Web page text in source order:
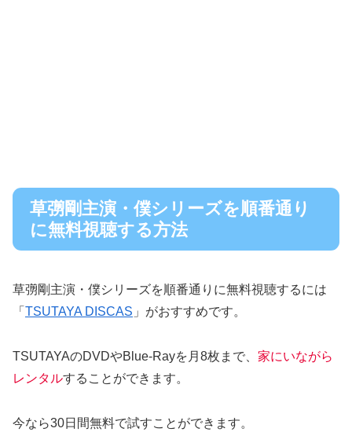
草彅剛主演・僕シリーズを順番通り
に無料視聴する方法
草彅剛主演・僕シリーズを順番通りに無料視聴するには
「 TSUTAYA DISCAS 」がおすすめです。
TSUTAYAのDVDやBlue-Rayを月8枚まで、 家にいながら
レンタルすることができます。
今なら30日間無料で試すことができます。